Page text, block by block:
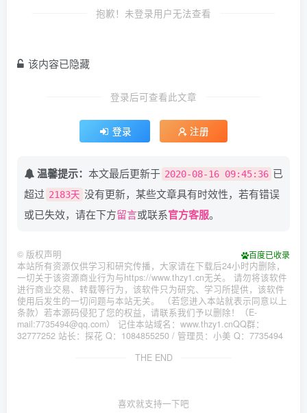
抱歉！未登录用户无法查看
该内容已隐藏
登录后可查看此文章
登录 注册
温馨提示： 本文最后更新于 2020-08-16 09:45:36 已
超过 2183天 没有更新，某些文章具有时效性，若有错误
或已失效，请在下方留言或联系官方客服。
百度已收录
© 版权声明
本站所有资源仅供学习和研究传播，大家请在下载后24小时内删除，
一切关于该资源商业行为与https://www.thzy1.cn无关。 请勿将该软件
进行商业交易、转载等行为，该软件只为研究、学习所提供，该软件
使用后发生的一切问题与本站无关。 （若您进入本站就表示同意以上
条款）若本源码侵犯了您的权益，请联系我们予以删除！（E-
mail:7735494@qq.com） 记住本站域名：www.thzy1.cnQQ群：
32777252 站长：探花 Q：1084855250 / 管理员：小美 Q：7735494
THE END
喜欢就支持一下吧